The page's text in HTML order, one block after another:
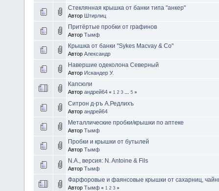
Стеклянная крышка от банки типа "анкер"
Автор Штирлиц
Притёртые пробки от графинов
Автор Тымф
Крышка от банки "Sykes Macvay & Co"
Автор Александр
Навершие одеколона Северный
Автор Искандер У.
Капсюли
Автор андрей64 « 1 2 3 5 »
Ситрон д-ръ А.Редлихъ
Автор андрей64
Металлические пробки/крышки по аптеке
Автор Тымф
Пробки и крышки от бутылей
Автор Тымф
N.A., версия: N. Antoine & Fils
Автор Тымф
Фарфоровые и фаянсовые крышки от сахарниц,
Автор Тымф « 1 2 3 »